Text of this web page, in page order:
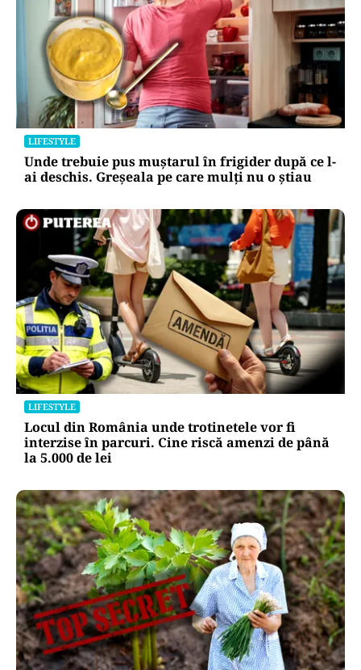
LIFESTYLE
Unde trebuie pus muștarul în frigider după ce l-
ai deschis. Greșeala pe care mulți nu o știau
LIFESTYLE
Locul din România unde trotinetele vor fi
interzise în parcuri. Cine riscă amenzi de până
la 5.000 de lei